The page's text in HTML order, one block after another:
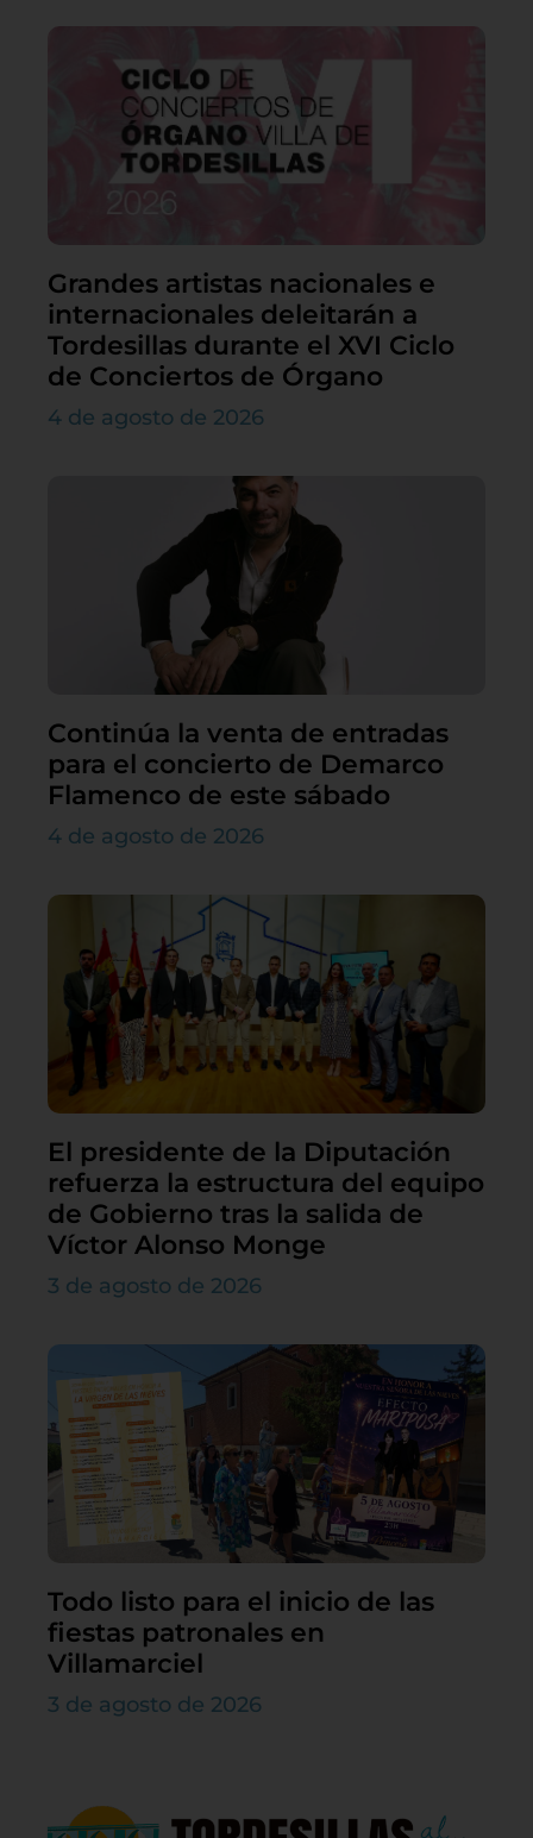
Grandes artistas nacionales e
internacionales deleitarán a
Tordesillas durante el XVI Ciclo
de Conciertos de Órgano
4 de agosto de 2026
Continúa la venta de entradas
para el concierto de Demarco
Flamenco de este sábado
4 de agosto de 2026
El presidente de la Diputación
refuerza la estructura del equipo
de Gobierno tras la salida de
Víctor Alonso Monge
3 de agosto de 2026
Todo listo para el inicio de las
fiestas patronales en
Villamarciel
3 de agosto de 2026